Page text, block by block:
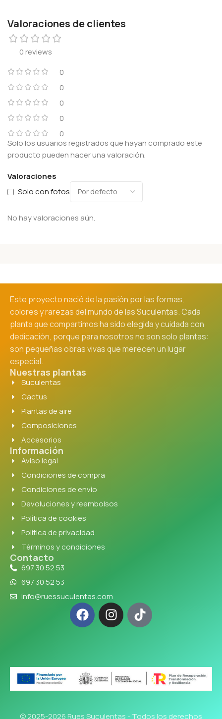
Valoraciones de clientes
0 reviews
0
0
0
0
0
Valoraciones
Solo con fotos
No hay valoraciones aún.
Solo los usuarios registrados que hayan comprado este
producto pueden hacer una valoración.
Este proyecto nació de la pasión por las formas,
colores y rarezas del mundo de las Suculentas. Cada
planta que compartimos ha sido elegida y cuidada con
dedicación, porque para nosotros no son solo plantas:
son pequeñas obras vivas que merecen un lugar
especial.
Nuestras plantas
Suculentas
Cactus
Plantas de aire
Composiciones
Accesorios
Información
Aviso legal
Condiciones de compra
Condiciones de envío
Devoluciones y reembolsos
Política de cookies
Política de privacidad
Términos y condiciones
Contacto
697 30 52 53
697 30 52 53
info@ruessuculentas.com
© 2025-2026 Rues Suculentas - Todos los derechos